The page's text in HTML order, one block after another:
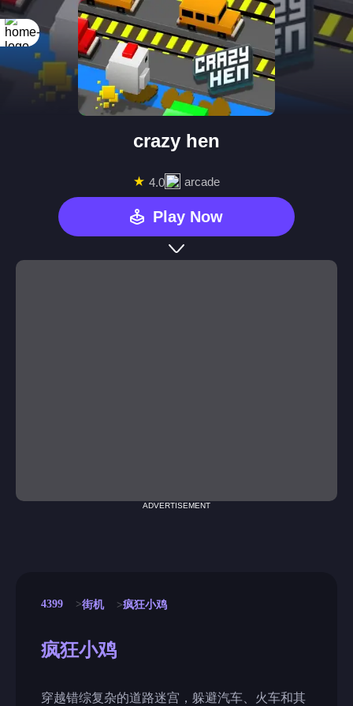
crazy hen
★ 4.0 arcade
Play Now
ADVERTISEMENT
4399 街机 疯狂小鸡
疯狂小鸡
穿越错综复杂的道路迷宫，躲避汽车、火车和其